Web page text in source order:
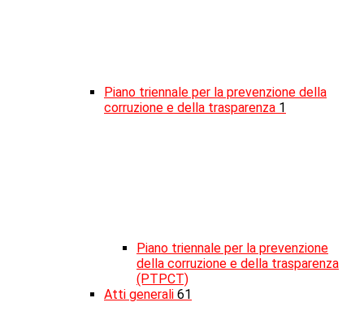
Piano triennale per la prevenzione della
corruzione e della trasparenza 1
Piano triennale per la prevenzione
della corruzione e della trasparenza
(PTPCT)
Atti generali 61